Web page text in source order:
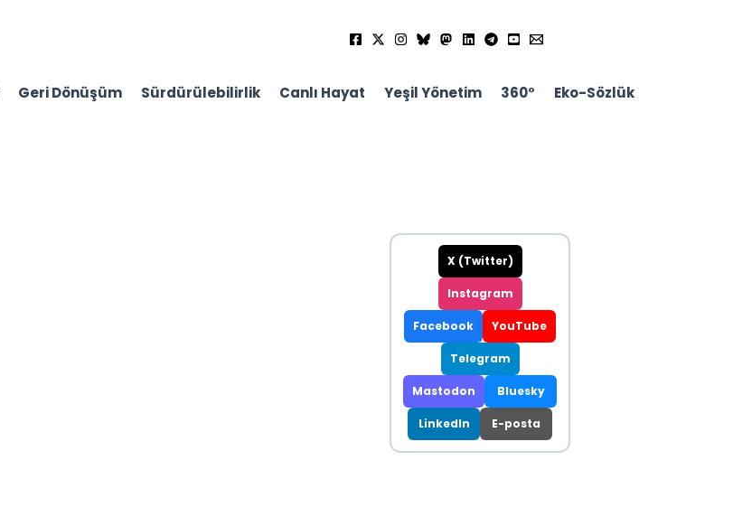
Geri Dönüşüm Sürdürülebilirlik Canlı Hayat Yeşil Yönetim 360° Eko-Sözlük
X (Twitter)
Instagram
Facebook YouTube
Telegram
Mastodon Bluesky
LinkedIn E-posta